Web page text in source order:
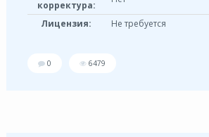
корректура:
Лицензия: Не требуется
0 6479